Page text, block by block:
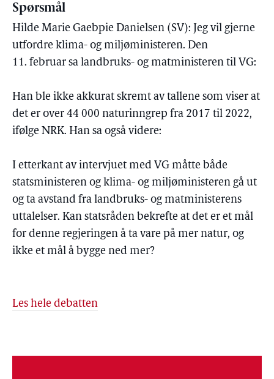
Spørsmål
Hilde Marie Gaebpie Danielsen (SV): Jeg vil gjerne
utfordre klima- og miljøministeren. Den
11. februar sa landbruks- og matministeren til VG:
Han ble ikke akkurat skremt av tallene som viser at
det er over 44 000 naturinngrep fra 2017 til 2022,
ifølge NRK. Han sa også videre:
I etterkant av intervjuet med VG måtte både
statsministeren og klima- og miljøministeren gå ut
og ta avstand fra landbruks- og matministerens
uttalelser. Kan statsråden bekrefte at det er et mål
for denne regjeringen å ta vare på mer natur, og
ikke et mål å bygge ned mer?
Les hele debatten